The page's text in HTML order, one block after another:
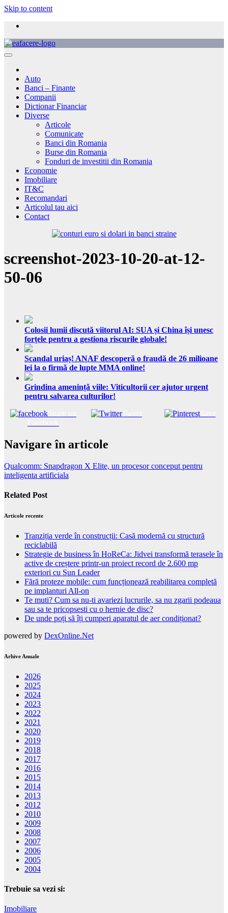
Skip to content
Auto
Banci – Finante
Companii
Dictionar Financiar
Diverse
Articole
Comunicate
Banci din Romania
Burse din Romania
Fonduri de investitii din Romania
Economie
Imobiliare
IT&C
Recomandari
Articolul tau aici
Contact
screenshot-2023-10-20-at-12-
50-06
Colosii lumii discută viitorul AI: SUA și China își unesc
forțele pentru a gestiona riscurile globale!
Scandal uriaș! ANAF descoperă o fraudă de 26 milioane
lei la o firmă de lupte MMA online!
Grindina amenință viile: Viticultorii cer ajutor urgent
pentru salvarea culturilor!
Tweet Save
Navigare în articole
Qualcomm: Snapdragon X Elite, un procesor conceput pentru
inteligenta artificiala
Related Post
Articole recente
Tranziția verde în construcții: Casă modernă cu structură
reciclabilă
Strategie de business în HoReCa: Jidvei transformă terasele în
active de creștere printr-un proiect record de 2.600 mp
exteriori cu Sun Leader
Fără proteze mobile: cum funcționează reabilitarea completă
pe implanturi All-on
Te muti? Cum sa nu-ti avariezi lucrurile, sa nu zgarii podeaua
sau sa te pricopsesti cu o hernie de disc?
De unde poți să îți cumperi aparatul de aer condiționat?
powered by DexOnline.Net
Arhive Anuale
2026
2025
2024
2023
2022
2021
2020
2019
2018
2017
2016
2015
2014
2013
2012
2010
2009
2008
2007
2006
2005
2004
Trebuie sa vezi si:
Imobiliare